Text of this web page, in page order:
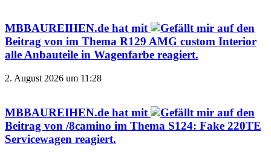
MBBAUREIHEN.de hat mit
auf den
Beitrag von im Thema R129 AMG custom Interior
alle Anbauteile in Wagenfarbe reagiert.
2. August 2026 um 11:28
MBBAUREIHEN.de hat mit
auf den
Beitrag von /8camino im Thema S124: Fake 220TE
Servicewagen reagiert.